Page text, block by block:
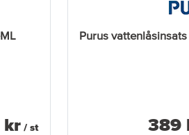
kr / st
Purus
389